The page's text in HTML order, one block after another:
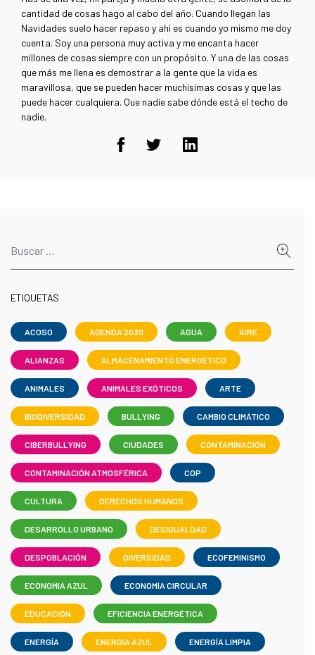
cantidad de cosas hago al cabo del año. Cuando llegan las
Navidades suelo hacer repaso y ahí es cuando yo mismo me doy
cuenta. Soy una persona muy activa y me encanta hacer
millones de cosas siempre con un propósito. Y una de las cosas
que más me llena es demostrar a la gente que la vida es
maravillosa, que se pueden hacer muchísimas cosas y que las
puede hacer cualquiera. Que nadie sabe dónde está el techo de
nadie.
ETIQUETAS
ACOSO AGENDA 2030 AGUA AIRE
ALIANZAS ALMACENAMIENTO ENERGÉTICO
ANIMALES ANIMALES EXÓTICOS ARTE
BIODIVERSIDAD BULLYING CAMBIO CLIMÁTICO
CIBERBULLYING CIUDADES CONTAMINACIÓN
CONTAMINACIÓN ATMOSFÉRICA COP
CULTURA DERECHOS HUMANOS
DESARROLLO URBANO DESIGUALDAD
DESPOBLACIÓN DIVERSIDAD ECOFEMINISMO
ECONOMIA AZUL ECONOMÍA CIRCULAR
EDUCACIÓN EFICIENCIA ENERGÉTICA
ENERGÍA ENERGIA AZUL ENERGÍA LIMPIA